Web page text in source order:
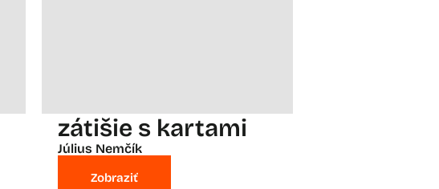
zátišie s kartami
Július Nemčík
Zobraziť